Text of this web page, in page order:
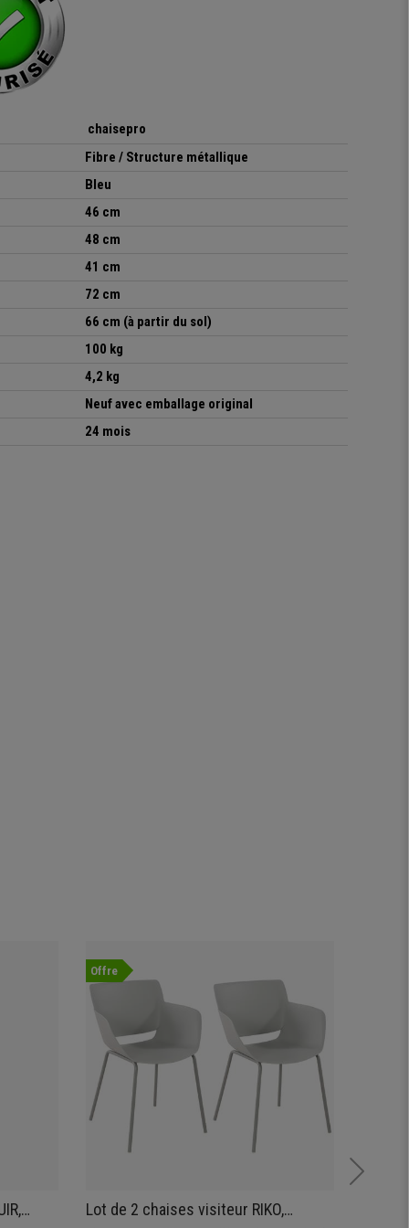
chaisepro
Fibre / Structure métallique
Bleu
46 cm
48 cm
41 cm
72 cm
66 cm (à partir du sol)
100 kg
4,2 kg
Neuf avec emballage original
24 mois
Offre
Lot de 2 chaises visiteur RIKO,